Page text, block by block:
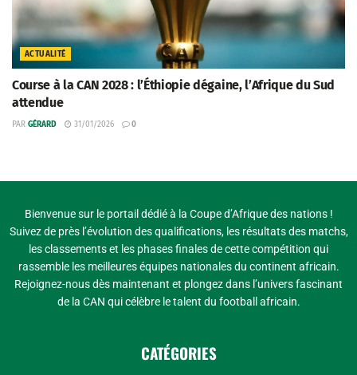
ACTUALITÉ
Course à la CAN 2028 : l’Éthiopie dégaine, l’Afrique du Sud
attendue
PAR GÉRARD 31/01/2026 0
Bienvenue sur le portail dédié à la Coupe d’Afrique des nations !
Suivez de près l’évolution des qualifications, les résultats des matchs,
les classements et les phases finales de cette compétition qui
rassemble les meilleures équipes nationales du continent africain.
Rejoignez-nous dès maintenant et plongez dans l’univers fascinant
de la CAN qui célèbre le talent du football africain.
CATÉGORIES